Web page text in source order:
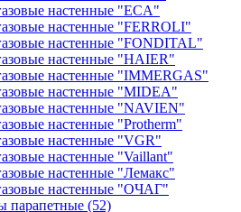
настенные "ECA"
настенные "FERROLI"
настенные "FONDITAL"
настенные "HAIER"
настенные "IMMERGAS"
настенные "MIDEA"
настенные "NAVIEN"
настенные "Protherm"
настенные "VGR"
настенные "Vaillant"
настенные "Лемакс"
настенные "ОЧАГ"
парапетные (52)